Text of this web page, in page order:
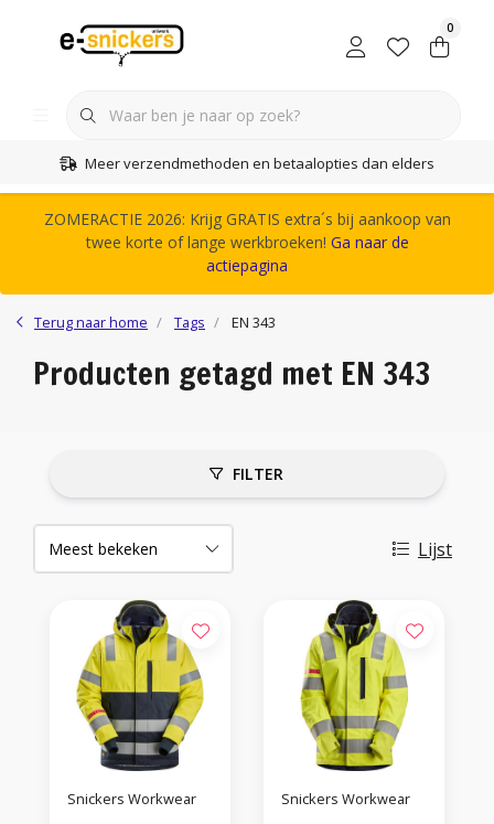
0
Meer verzendmethoden en betaalopties dan elders
ZOMERACTIE 2026: Krijg GRATIS extra´s bij aankoop van
twee korte of lange werkbroeken! Ga naar de
actiepagina
Terug naar home Tags EN 343
Producten getagd met EN 343
FILTER
Lijst
Snickers Workwear Snickers Workwear